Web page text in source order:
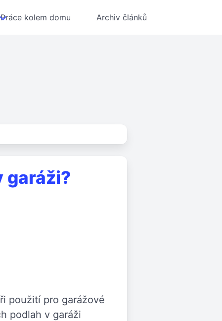
Práce kolem domu Archiv článků
garáži?
použití pro garážové
podlah v garáži